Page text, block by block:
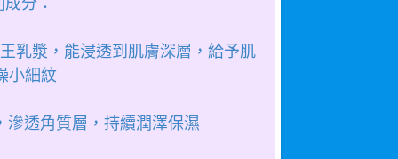
乳漿，能浸透到肌膚深層，給予肌
小細紋
透角質層，持續潤澤保濕